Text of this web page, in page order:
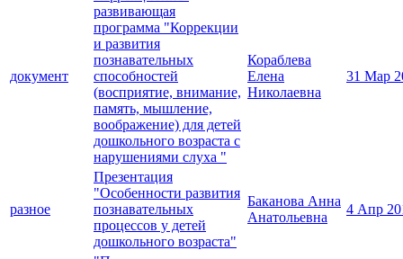
документ
развивающая
программа "Коррекции
и развития
познавательных
способностей
(восприятие, внимание,
память, мышление,
воображение) для детей
дошкольного возраста с
нарушениями слуха "
Кораблева
Елена
Николаевна
31 Мар
разное
Презентация
"Особенности развития
познавательных
процессов у детей
дошкольного возраста"
Баканова Анна
Анатольевна
4 Апр